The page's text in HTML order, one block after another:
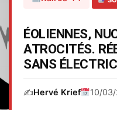
ÉOLIENNES,
ATROCITÉS.
SANS
✍️Hervé Krief 10/03/